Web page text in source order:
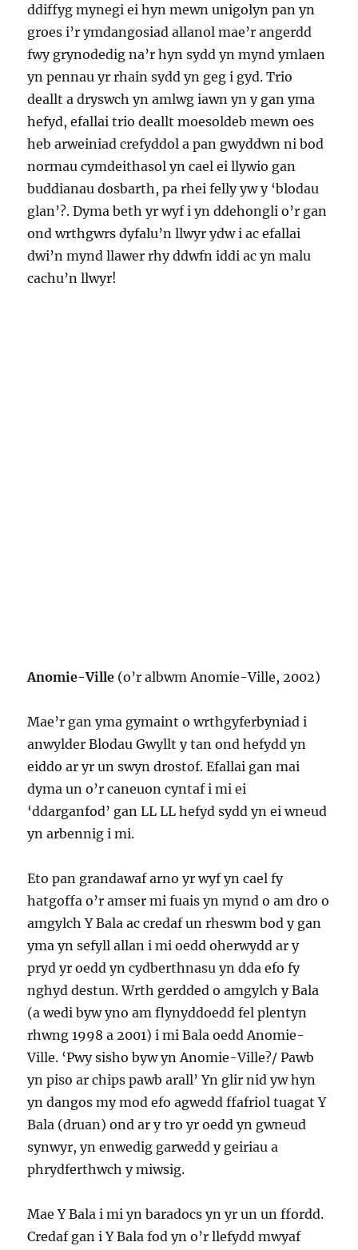
ddiffyg mynegi ei hyn mewn unigolyn pan yn
groes i’r ymdangosiad allanol mae’r angerdd
fwy grynodedig na’r hyn sydd yn mynd ymlaen
yn pennau yr rhain sydd yn geg i gyd. Trio
deallt a dryswch yn amlwg iawn yn y gan yma
hefyd, efallai trio deallt moesoldeb mewn oes
heb arweiniad crefyddol a pan gwyddwn ni bod
normau cymdeithasol yn cael ei llywio gan
buddianau dosbarth, pa rhei felly yw y ‘blodau
glan’?. Dyma beth yr wyf i yn ddehongli o’r gan
ond wrthgwrs dyfalu’n llwyr ydw i ac efallai
dwi’n mynd llawer rhy ddwfn iddi ac yn malu
cachu’n llwyr!
Anomie-Ville (o’r albwm Anomie-Ville, 2002)
Mae’r gan yma gymaint o wrthgyferbyniad i
anwylder Blodau Gwyllt y tan ond hefydd yn
eiddo ar yr un swyn drostof. Efallai gan mai
dyma un o’r caneuon cyntaf i mi ei
‘ddarganfod’ gan LL LL hefyd sydd yn ei wneud
yn arbennig i mi.
Eto pan grandawaf arno yr wyf yn cael fy
hatgoffa o’r amser mi fuais yn mynd o am dro o
amgylch Y Bala ac credaf un rheswm bod y gan
yma yn sefyll allan i mi oedd oherwydd ar y
pryd yr oedd yn cydberthnasu yn dda efo fy
nghyd destun. Wrth gerdded o amgylch y Bala
(a wedi byw yno am flynyddoedd fel plentyn
rhwng 1998 a 2001) i mi Bala oedd Anomie-
Ville. ‘Pwy sisho byw yn Anomie-Ville?/ Pawb
yn piso ar chips pawb arall’ Yn glir nid yw hyn
yn dangos my mod efo agwedd ffafriol tuagat Y
Bala (druan) ond ar y tro yr oedd yn gwneud
synwyr, yn enwedig garwedd y geiriau a
phrydferthwch y miwsig.
Mae Y Bala i mi yn baradocs yn yr un un ffordd.
Credaf gan i Y Bala fod yn o’r llefydd mwyaf